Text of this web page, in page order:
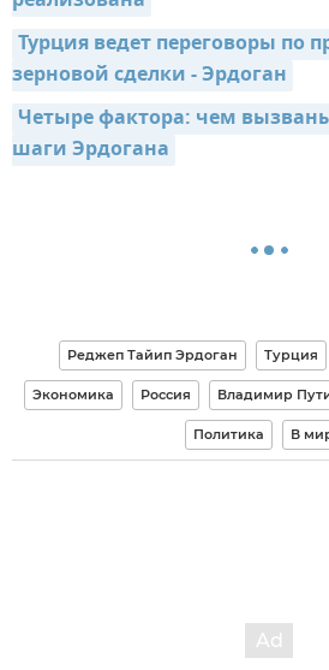
Турция ведет переговоры по
зерновой сделки - Эрдоган
Четыре фактора: чем
шаги Эрдогана
Реджеп Тайип Эрдоган Турция
Экономика Россия Владимир
Политика В